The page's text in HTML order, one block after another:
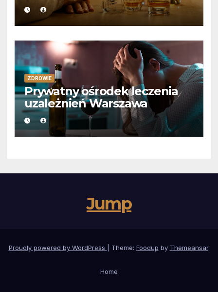
ZDROWIE
Prywatny ośrodek leczenia
uzależnień Warszawa
Jump
Proudly powered by WordPress Theme: Foodup by Themeansar.
Home